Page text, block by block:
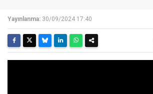
Yayınlanma: 30/09/2024 17:40